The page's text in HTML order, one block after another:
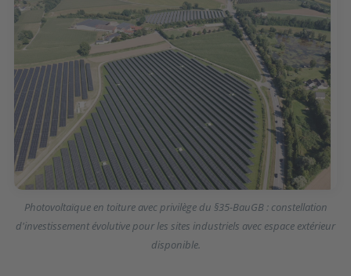
Photovoltaïque en toiture avec privilège du §35-BauGB : constellation
d'investissement évolutive pour les sites industriels avec espace extérieur
disponible.